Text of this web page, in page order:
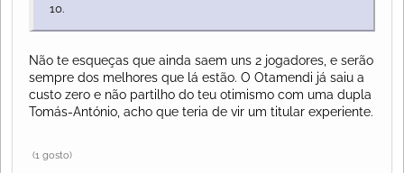
10.
Não te esqueças que ainda saem uns 2 jogadores, e serão
sempre dos melhores que lá estão. O Otamendi já saiu a
custo zero e não partilho do teu otimismo com uma dupla
Tomás-António, acho que teria de vir um titular experiente.
(1 gosto)